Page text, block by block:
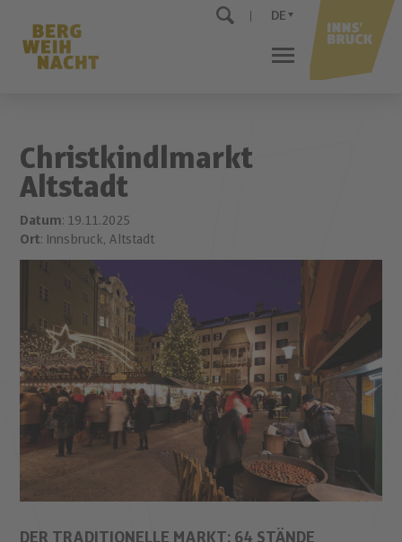
DE
Christkindlmarkt
Altstadt
Datum: 19.11.2025
Ort: Innsbruck, Altstadt
DER TRADITIONELLE MARKT: 64 STÄNDE